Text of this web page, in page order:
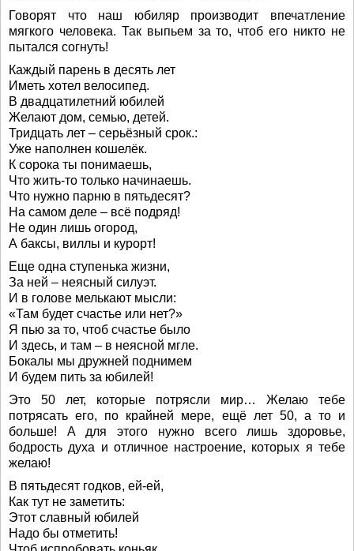
Говорят что наш юбиляр производит впечатление
мягкого человека. Так выпьем за то, чтоб его никто не
пытался согнуть!
Каждый парень в десять лет
Иметь хотел велосипед.
В двадцатилетний юбилей
Желают дом, семью, детей.
Тридцать лет – серьёзный срок.:
Уже наполнен кошелёк.
К сорока ты понимаешь,
Что жить-то только начинаешь.
Что нужно парню в пятьдесят?
На самом деле – всё подряд!
Не один лишь огород,
А баксы, виллы и курорт!
Еще одна ступенька жизни,
За ней – неясный силуэт.
И в голове мелькают мысли:
«Там будет счастье или нет?»
Я пью за то, чтоб счастье было
И здесь, и там – в неясной мгле.
Бокалы мы дружней поднимем
И будем пить за юбилей!
Это 50 лет, которые потрясли мир… Желаю тебе
потрясать его, по крайней мере, ещё лет 50, а то и
больше! А для этого нужно всего лишь здоровье,
бодрость духа и отличное настроение, которых я тебе
желаю!
В пятьдесят годков, ей-ей,
Как тут не заметить:
Этот славный юбилей
Надо бы отметить!